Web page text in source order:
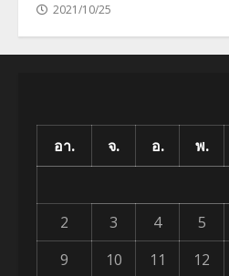
2021/10/25
อา. จ. อ. พ.
2
3 4 5
9
10 11 12